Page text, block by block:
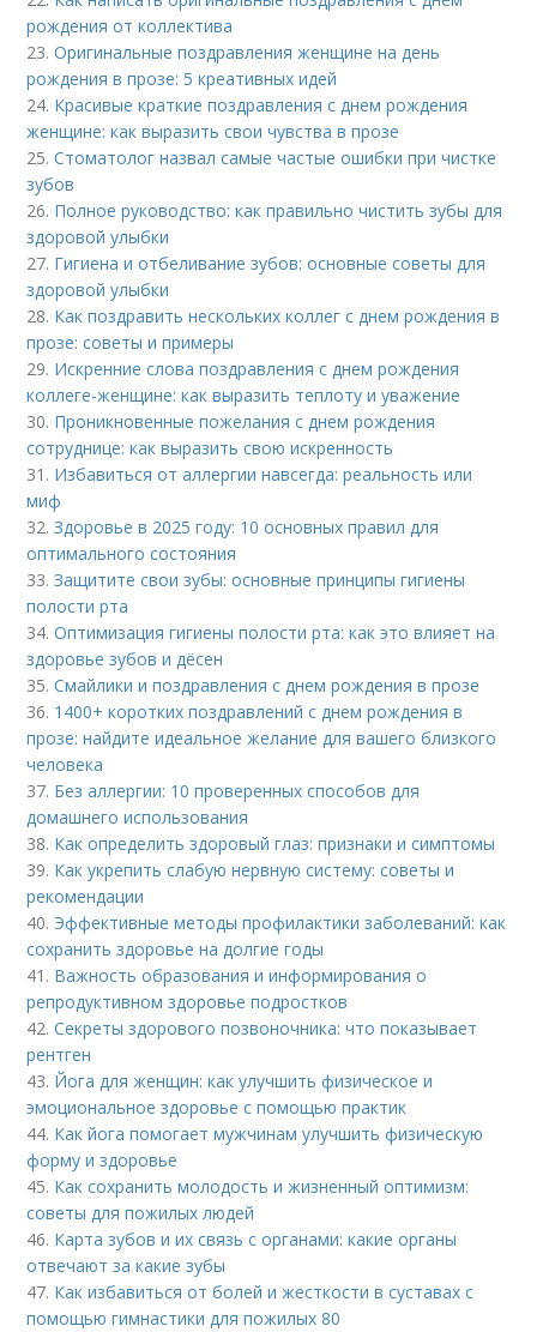
рождения от коллектива
23.Оригинальные поздравления женщине на день
рождения в прозе: 5 креативных идей
24. Красивые краткие поздравления с днем рождения
женщине: как выразить свои чувства в прозе
25.Стоматолог назвал самые частые ошибки при чистке
зубов
26. Полное руководство: как правильно чистить зубы для
здоровой улыбки
27. Гигиена и отбеливание зубов: основные советы для
здоровой улыбки
28. Как поздравить нескольких коллег с днем рождения в
прозе: советы и примеры
29. Искренние слова поздравления с днем рождения
коллеге-женщине: как выразить теплоту и уважение
30. Проникновенные пожелания с днем рождения
сотруднице: как выразить свою искренность
31. Избавиться от аллергии навсегда: реальность или
миф
32.Здоровье в 2025 году: 10 основных правил для
оптимального состояния
33.Защитите свои зубы: основные принципы гигиены
полости рта
34.Оптимизация гигиены полости рта: как это влияет на
здоровье зубов и дёсен
35.Смайлики и поздравления с днем рождения в прозе
36. 1400+ коротких поздравлений с днем рождения в
прозе: найдите идеальное желание для вашего близкого
человека
37. Без аллергии: 10 проверенных способов для
домашнего использования
38. Как определить здоровый глаз: признаки и симптомы
39. Как укрепить слабую нервную систему: советы и
рекомендации
40. Эффективные методы профилактики заболеваний: как
сохранить здоровье на долгие годы
41. Важность образования и информирования о
репродуктивном здоровье подростков
42.Секреты здорового позвоночника: что показывает
рентген
43. Йога для женщин: как улучшить физическое и
эмоциональное здоровье с помощью практик
44. Как йога помогает мужчинам улучшить физическую
форму и здоровье
45. Как сохранить молодость и жизненный оптимизм:
советы для пожилых людей
46. Карта зубов и их связь с органами: какие органы
отвечают за какие зубы
47. Как избавиться от болей и жесткости в суставах с
помощью гимнастики для пожилых 80